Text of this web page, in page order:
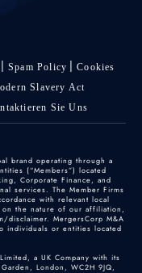
Spam Policy
Cookies
Slavery Act
Sie Uns
brand operating through a
(“Members”) located
Corporate Finance, and
services. The Member Firms
with relevant local
the nature of our affiliation,
disclaimer. MergersCorp M&A
individuals or entities located
a UK Company with its
London, WC2H 9JQ,